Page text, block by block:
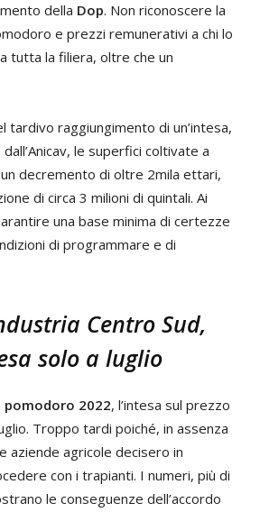
della Dop. Non riconoscere la
e prezzi remunerativi a chi lo
tutta la filiera, oltre che un
tardivo raggiungimento di un’intesa,
le superfici coltivate a
decremento di oltre 2mila ettari,
di circa 3 milioni di quintali. Ai
una base minima di certezze
di programmare e di
Centro Sud,
solo a luglio
pomodoro 2022, l’intesa sul prezzo
Troppo tardi poiché, in assenza
aziende agricole decisero in
con i trapianti. I numeri, più di
le conseguenze dell’accordo